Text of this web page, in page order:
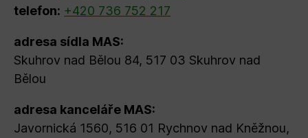
telefon: +420 736 752 217
adresa sídla MAS:
Skuhrov nad Bělou 84, 517 03 Skuhrov nad
Bělou
adresa kanceláře MAS:
Javornická 1560, 516 01 Rychnov nad Kněžnou,